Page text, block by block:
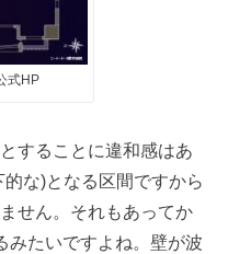
式HP
することに違和感はあ
な)となる区間ですから
せん。それもあってか
みたいですよね。壁が波